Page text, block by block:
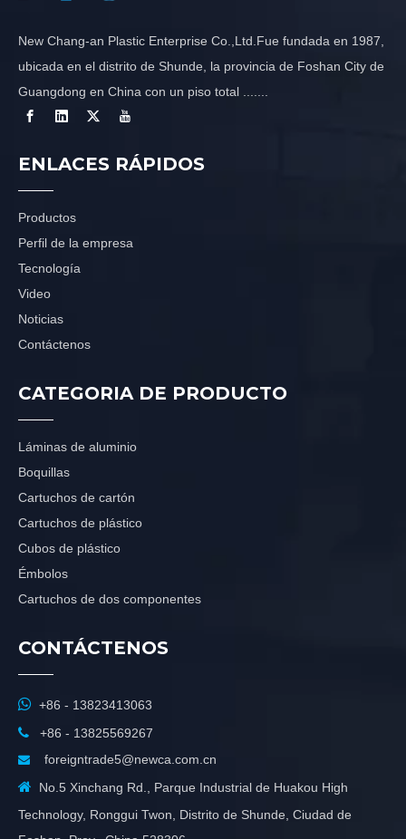
New Chang-an Plastic Enterprise Co.,Ltd.Fue fundada en 1987,
ubicada en el distrito de Shunde, la provincia de Foshan City de
Guangdong en China con un piso total .......
ENLACES RÁPIDOS
Productos
Perfil de la empresa
Tecnología
Video
Noticias
Contáctenos
CATEGORIA DE PRODUCTO
Láminas de aluminio
Boquillas
Cartuchos de cartón
Cartuchos de plástico
Cubos de plástico
Émbolos
Cartuchos de dos componentes
CONTÁCTENOS
 +86 - 13823413063
 +86 - 13825569267

foreigntrade5@newca.com.cn
 No.5 Xinchang Rd., Parque Industrial de Huakou High
Technology, Ronggui Twon, Distrito de Shunde, Ciudad de